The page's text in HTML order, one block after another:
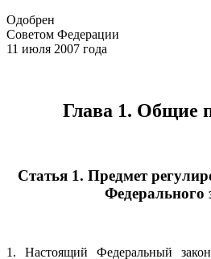
Одобрен
Советом Федерации
11 июля 2007 года
Глава 1. Общие
Статья 1. Предмет
Федерального
1. Настоящий Федеральный